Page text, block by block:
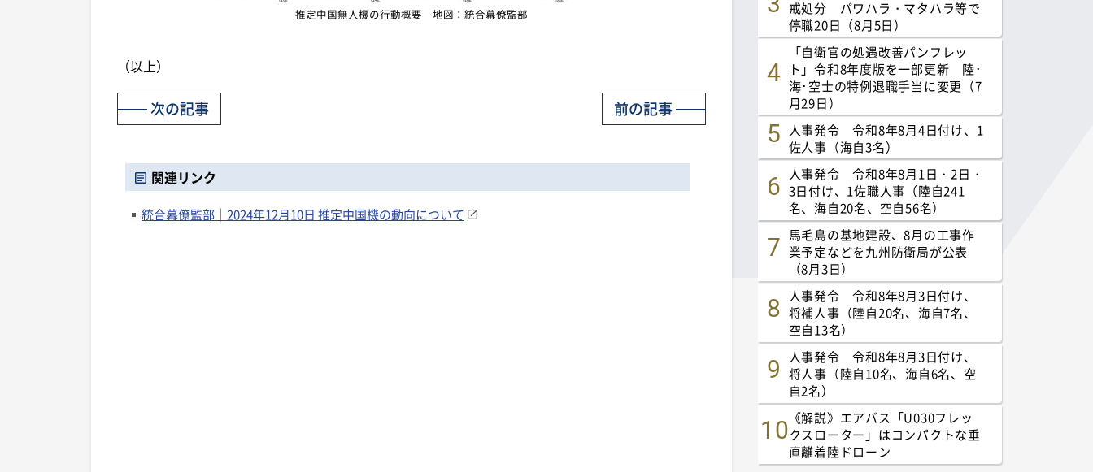
推定中国無人機の行動概要 地図：統合幕僚監部
（以上）
前の記事
次の記事
関連リンク
統合幕僚監部｜2024年12月10日 推定中国機の動向について
戒処分 パワハラ・マタハラ等で
停職20日（8月5日）
「自衛官の処遇改善パンフレッ
ト」令和8年度版を一部更新 陸･
海･空士の特例退職手当に変更（7
月29日）
人事発令 令和8年8月4日付け、1
佐人事（海自3名）
人事発令 令和8年8月1日・2日・
3日付け、1佐職人事（陸自241
名、海自20名、空自56名）
馬毛島の基地建設、8月の工事作
業予定などを九州防衛局が公表
（8月3日）
人事発令 令和8年8月3日付け、
将補人事（陸自20名、海自7名、
空自13名）
人事発令 令和8年8月3日付け、
将人事（陸自10名、海自6名、空
自2名）
《解説》エアバス「U030フレッ
クスローター」はコンパクトな垂
直離着陸ドローン